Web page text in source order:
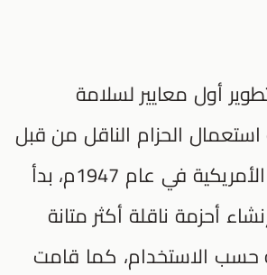
أول معايير لسلامة
الحزام الناقل من قبل
جمعية المعايير الأمريكية في عام 1947م، بدأ
أحزمة ناقلة أكثر متانة
حسب الاستخدام، كما قامت